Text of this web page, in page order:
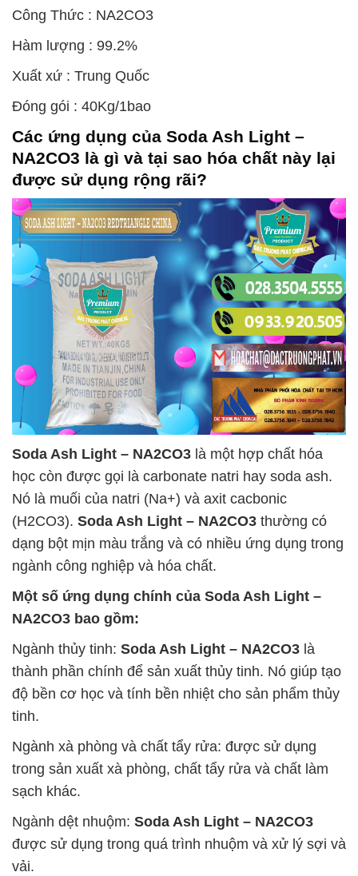
Công Thức : NA2CO3
Hàm lượng : 99.2%
Xuất xứ : Trung Quốc
Đóng gói : 40Kg/1bao
Các ứng dụng của Soda Ash Light –
NA2CO3 là gì và tại sao hóa chất này lại
được sử dụng rộng rãi?
Soda Ash Light – NA2CO3 là một hợp chất hóa
học còn được gọi là carbonate natri hay soda ash.
Nó là muối của natri (Na+) và axit cacbonic
(H2CO3). Soda Ash Light – NA2CO3 thường có
dạng bột mịn màu trắng và có nhiều ứng dụng trong
ngành công nghiệp và hóa chất.
Một số ứng dụng chính của Soda Ash Light –
NA2CO3 bao gồm:
Ngành thủy tinh: Soda Ash Light – NA2CO3 là
thành phần chính để sản xuất thủy tinh. Nó giúp tạo
độ bền cơ học và tính bền nhiệt cho sản phẩm thủy
tinh.
Ngành xà phòng và chất tẩy rửa: được sử dụng
trong sản xuất xà phòng, chất tẩy rửa và chất làm
sạch khác.
Ngành dệt nhuộm: Soda Ash Light – NA2CO3
được sử dụng trong quá trình nhuộm và xử lý sợi và
vải.